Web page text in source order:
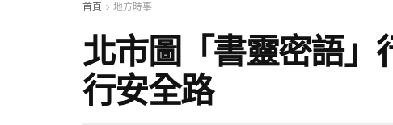
首頁 地方時事
北市圖「書靈密語」
行安全路